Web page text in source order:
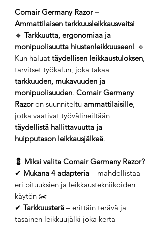
Comair Germany Razor –
Ammattilaisen tarkkuusleikkausveitsi
🔹 Tarkkuutta, ergonomiaa ja
monipuolisuutta hiustenleikkuuseen! 🔹
Kun haluat täydellisen leikkaustuloksen
tarvitset työkalun, joka takaa
tarkkuuden, mukavuuden ja
monipuolisuuden. Comair Germany
Razoron suunniteltu ammattilaisille,
jotka vaativat työvälineiltään
täydellistä hallittavuutta ja
huipputason leikkausjälkeä.
💈 Miksi valita Comair Germany Razor?
✔ Mukana 4 adapteria – mahdollistaa
eri pituuksien ja leikkaustekniikoiden
käytön ✂️
✔ Tarkkuusterä – erittäin terävä ja
tasainen leikkuujälki joka kerta